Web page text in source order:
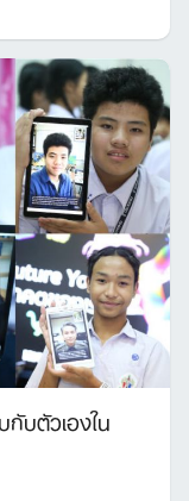
บตัวเองใน